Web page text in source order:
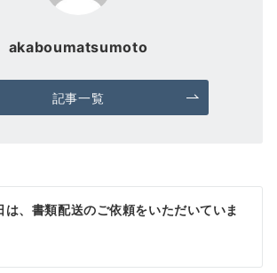
akaboumatsumoto
記事一覧
は、書類配送のご依頼をいただいていま